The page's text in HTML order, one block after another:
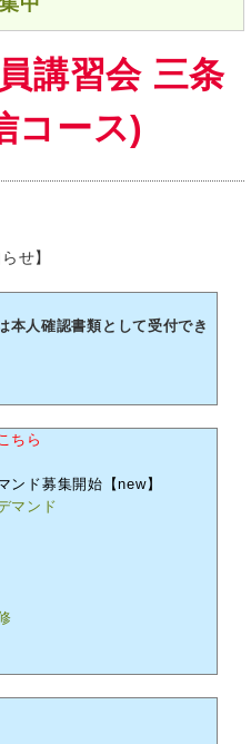
講習会 三条
コース)
せ】
本人確認書類として受付でき
ちら
ンド募集開始【new】
マンド